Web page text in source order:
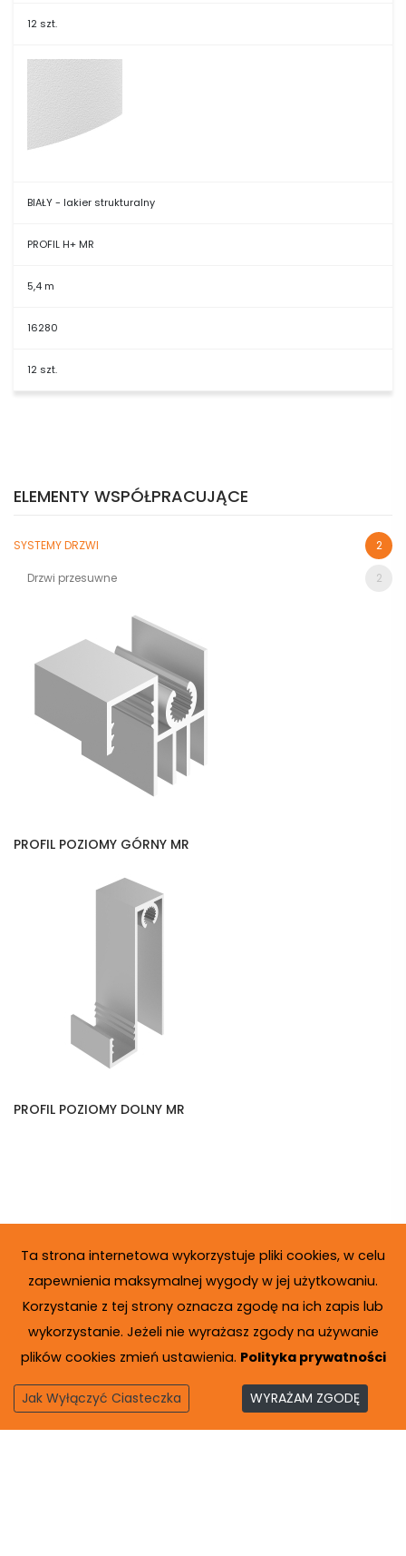
12 szt.
BIAŁY - lakier strukturalny
PROFIL H+ MR
5,4 m
16280
12 szt.
ELEMENTY WSPÓŁPRACUJĄCE
SYSTEMY DRZWI 2
Drzwi przesuwne 2
PROFIL POZIOMY GÓRNY MR
PROFIL POZIOMY DOLNY MR
Ta strona internetowa wykorzystuje pliki cookies, w celu
zapewnienia maksymalnej wygody w jej użytkowaniu.
Korzystanie z tej strony oznacza zgodę na ich zapis lub
wykorzystanie. Jeżeli nie wyrażasz zgody na używanie
plików cookies zmień ustawienia. Polityka prywatności
Jak Wyłączyć Ciasteczka WYRAŻAM ZGODĘ